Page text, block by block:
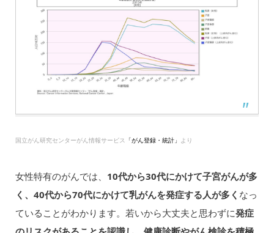
国立がん研究センターがん情報サービス 「がん登録・統計」 より
女性特有のがんでは、 10代から30代にかけて子宮がんが多
く、40代から70代にかけて乳がんを発症する人が多く なっ
ていることがわかります。若いから大丈夫と思わずに発症